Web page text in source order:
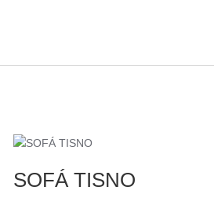
SOFÁ TISNO